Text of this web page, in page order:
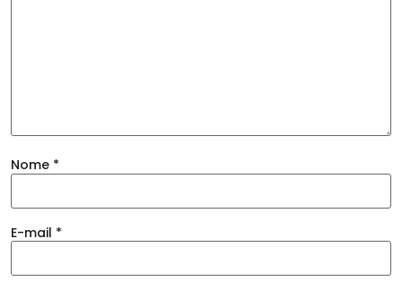
Nome *
E-mail *